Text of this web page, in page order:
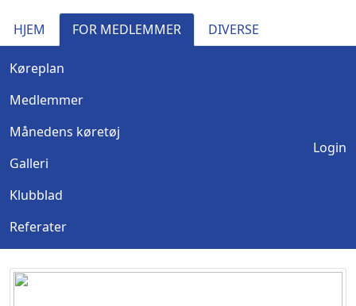
HJEM FOR MEDLEMMER DIVERSE
Køreplan
Medlemmer
Månedens køretøj
Galleri
Klubblad
Referater
Login